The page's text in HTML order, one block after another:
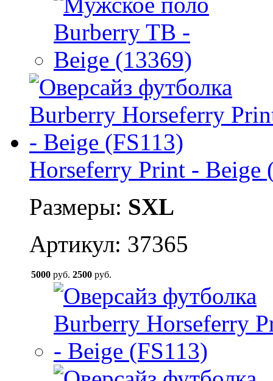
Horseferry Print - Beige
Размеры: SXL
Артикул: 37365
5000 руб. 2500 руб.